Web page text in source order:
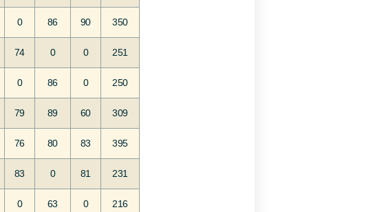
0 86 90 350
74 0 0 251
0 86 0 250
79 89 60 309
76 80 83 395
83 0 81 231
0 63 0 216